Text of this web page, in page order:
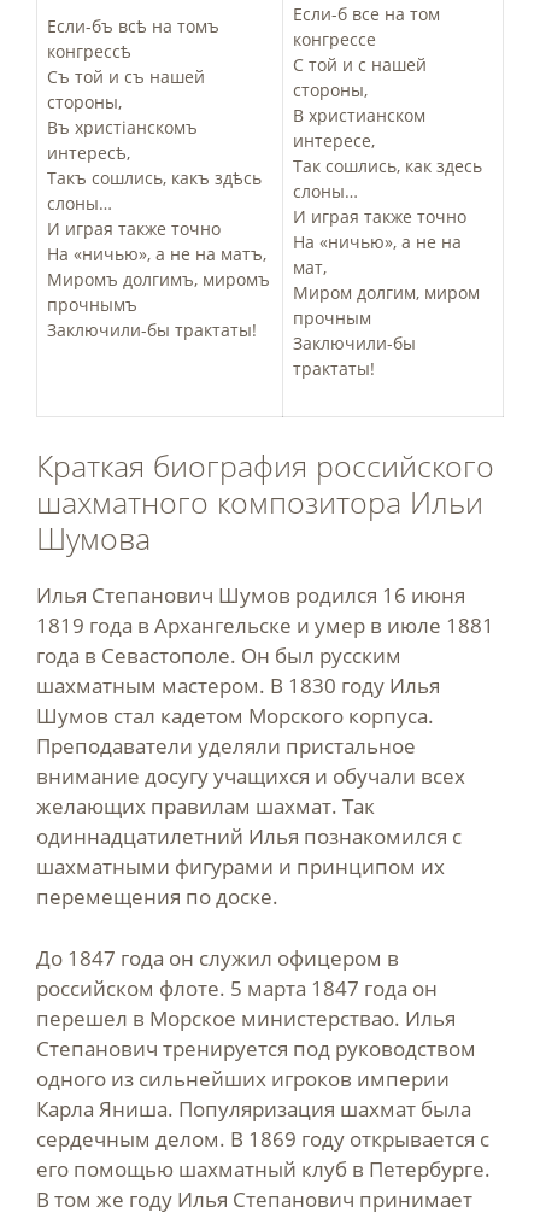
Если­-бъ всѣ на томъ
конгрессѣ
Съ той и съ нашей
стороны,
Въ христіанскомъ
интересѣ,
Такъ сошлись, какъ здѣсь
слоны…
И играя также точно
На «ничью», а не на матъ,
Миромъ долгимъ, миромъ
прочнымъ
Заключили-­бы трактаты!
Если-б все на том
конгрессе
С той и с нашей
стороны,
В христианском
интересе,
Так сошлись, как здесь
слоны…
И играя также точно
На «ничью», а не на
мат,
Миром долгим, миром
прочным
Заключили-бы
трактаты!
Краткая биография российского
шахматного композитора Ильи
Шумова
Илья Степанович Шумов родился 16 июня
1819 года в Архангельске и умер в июле 1881
года в Севастополе. Он был русским
шахматным мастером. В 1830 году Илья
Шумов стал кадетом Морского корпуса.
Преподаватели уделяли пристальное
внимание досугу учащихся и обучали всех
желающих правилам шахмат. Так
одиннадцатилетний Илья познакомился с
шахматными фигурами и принципом их
перемещения по доске.
До 1847 года он служил офицером в
российском флоте. 5 марта 1847 года он
перешел в Морское министерствао. Илья
Степанович тренируется под руководством
одного из сильнейших игроков империи
Карла Яниша. Популяризация шахмат была
сердечным делом. В 1869 году открывается с
его помощью шахматный клуб в Петербурге.
В том же году Илья Степанович принимает